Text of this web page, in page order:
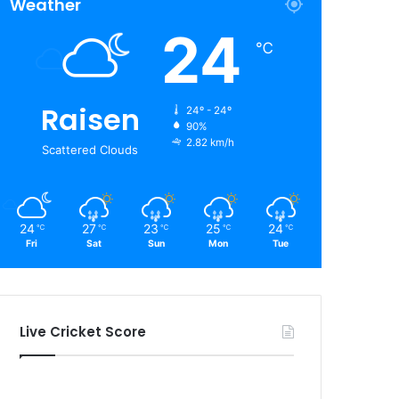
Weather
Raisen
Scattered Clouds
24 ℃
24º - 24º
90%
2.82 km/h
24 ℃
Fri
27 ℃
Sat
23 ℃
Sun
25 ℃
Mon
24 ℃
Tue
Live Cricket Score